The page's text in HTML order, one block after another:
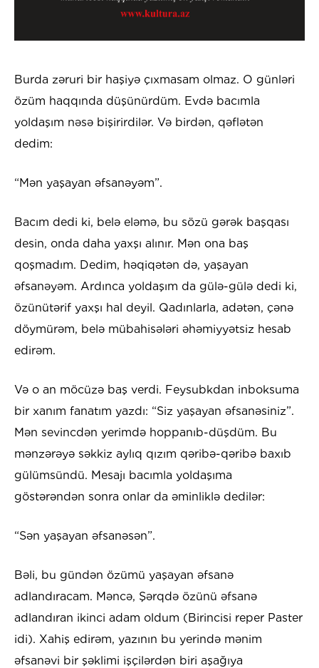
Burda zəruri bir haşiyə çıxmasam olmaz. O günləri
özüm haqqında düşünürdüm. Evdə bacımla
yoldaşım nəsə bişirirdilər. Və birdən, qəflətən
dedim:
“Mən yaşayan əfsanəyəm”.
Bacım dedi ki, belə eləmə, bu sözü gərək başqası
desin, onda daha yaxşı alınır. Mən ona baş
qoşmadım. Dedim, həqiqətən də, yaşayan
əfsanəyəm. Ardınca yoldaşım da gülə-gülə dedi ki,
özünütərif yaxşı hal deyil. Qadınlarla, adətən, çənə
döymürəm, belə mübahisələri əhəmiyyətsiz hesab
edirəm.
Və o an möcüzə baş verdi. Feysubkdan inboksuma
bir xanım fanatım yazdı: “Siz yaşayan əfsanəsiniz”.
Mən sevincdən yerimdə hoppanıb-düşdüm. Bu
mənzərəyə səkkiz aylıq qızım qəribə-qəribə baxıb
gülümsündü. Mesajı bacımla yoldaşıma
göstərəndən sonra onlar da əminliklə dedilər:
“Sən yaşayan əfsanəsən”.
Bəli, bu gündən özümü yaşayan əfsanə
adlandıracam. Məncə, Şərqdə özünü əfsanə
adlandıran ikinci adam oldum (Birincisi reper Paster
idi). Xahiş edirəm, yazının bu yerində mənim
əfsanəvi bir şəklimi işçilərdən biri aşağıya